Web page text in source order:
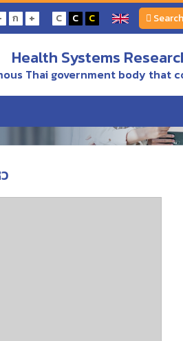
ก + C C C Search
Health Systems
Thai government body that
กาศ ข่าวเพื่อสื่อมวลชน สื่อประชาสัมพันธ์